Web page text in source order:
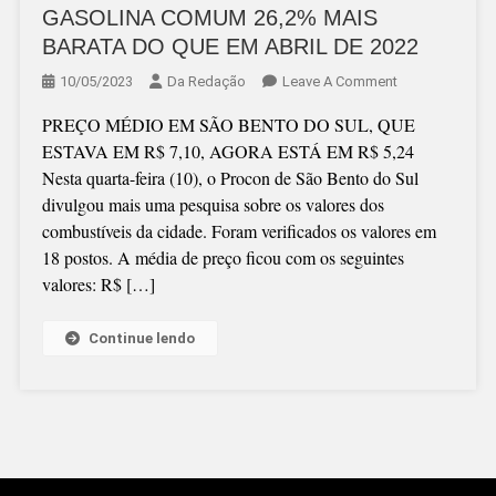
GASOLINA COMUM 26,2% MAIS
BARATA DO QUE EM ABRIL DE 2022
10/05/2023 Da Redação Leave A CommentOn
COMUM
26,2%
MAIS
DO
QUE
PREÇO MÉDIO EM SÃO BENTO DO SUL, QUE
ESTAVA EM R$ 7,10, AGORA ESTÁ EM R$ 5,24
Nesta quarta-feira (10), o Procon de São Bento do Sul
divulgou mais uma pesquisa sobre os valores dos
combustíveis da cidade. Foram verificados os valores em
18 postos. A média de preço ficou com os seguintes
valores: R$ […]
Continue lendo